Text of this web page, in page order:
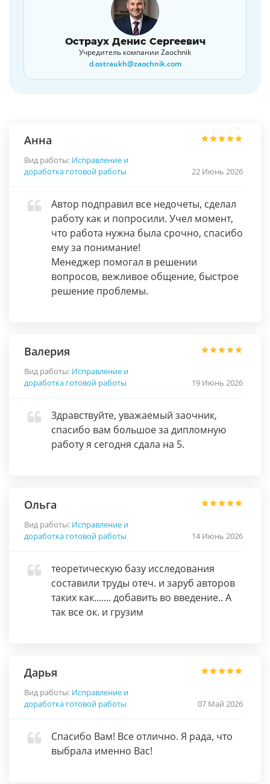
Остраух Денис Сергеевич
Учредитель компании Zaochnik
d.ostraukh@zaochnik.com
Анна
Вид работы: Исправление и
доработка готовой работы
22 Июнь 2026
Автор подправил все недочеты, сделал
работу как и попросили. Учел момент,
что работа нужна была срочно, спасибо
ему за понимание!
Менеджер помогал в решении
вопросов, вежливое общение, быстрое
решение проблемы.
Валерия
Вид работы: Исправление и
доработка готовой работы
19 Июнь 2026
Здравствуйте, уважаемый заочник,
спасибо вам большое за дипломную
работу я сегодня сдала на 5.
Ольга
Вид работы: Исправление и
доработка готовой работы
14 Июнь 2026
теоретическую базу исследования
составили труды отеч. и заруб авторов
таких как....... добавить во введение.. А
так все ок. и грузим
Дарья
Вид работы: Исправление и
доработка готовой работы
07 Май 2026
Спасибо Вам! Все отлично. Я рада, что
выбрала именно Вас!